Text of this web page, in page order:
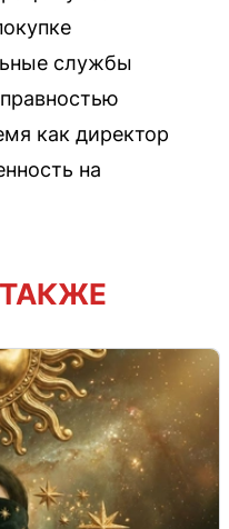
службы
как директор
на